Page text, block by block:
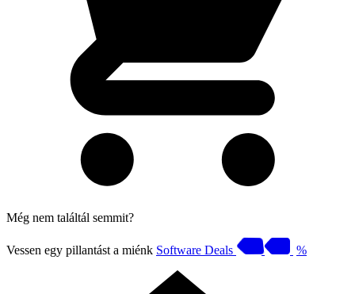
Még nem találtál semmit?
Vessen egy pillantást a miénk Software Deals %